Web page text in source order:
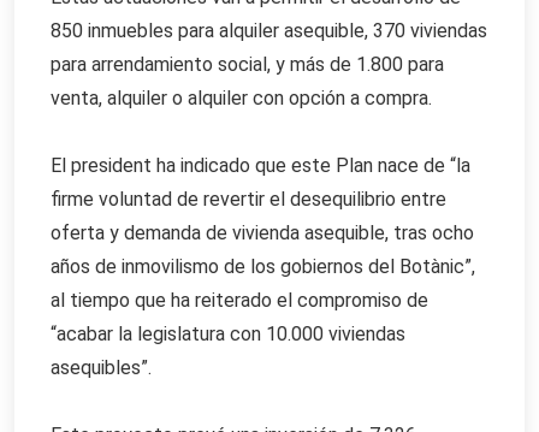
850 inmuebles para alquiler asequible, 370 viviendas
para arrendamiento social, y más de 1.800 para
venta, alquiler o alquiler con opción a compra.
El president ha indicado que este Plan nace de “la
firme voluntad de revertir el desequilibrio entre
oferta y demanda de vivienda asequible, tras ocho
años de inmovilismo de los gobiernos del Botànic”,
al tiempo que ha reiterado el compromiso de
“acabar la legislatura con 10.000 viviendas
asequibles”.